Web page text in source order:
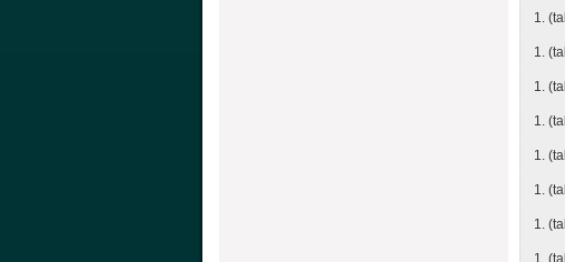
1.
1.
1.
1.
1.
1.
1.